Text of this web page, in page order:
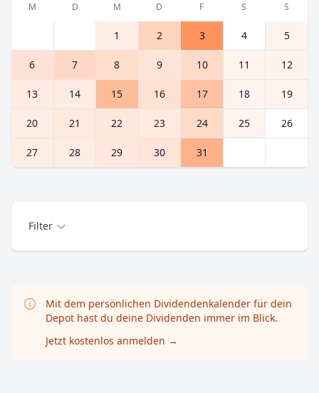
M D M D F S S
1 2 3 4 5
6 7 8 9 10 11 12
13 14 15 16 17 18 19
20 21 22 23 24 25 26
27 28 29 30 31
Filter
Mit dem persönlichen Dividendenkalender für dein
Depot hast du deine Dividenden immer im Blick.
Jetzt kostenlos anmelden →